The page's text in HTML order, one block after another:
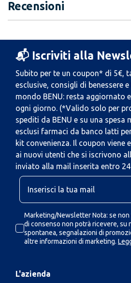
Recensioni
📬 Iscriviti alla
Subito per te un coupon* di 5€,
esclusive, consigli di benessere
mondo BENU: resta aggiornato
ogni giorno. (*Valido solo per
spediti da BENU e su una spesa
esclusi farmaci da banco latti
kit convenienza. Il coupon viene
ai nuovi utenti che si iscrivono
inviato alla mail inserita entro
Marketing/Newsletter Nota: se non
di consenso non potrà ricevere, su
spontanea, segnalazioni di
altre informazioni di marketing.
L'azienda